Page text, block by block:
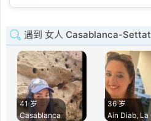
💕
遇到 女人 Casablanca-Settat
41 岁
Casablanca
36 岁
Ain Diab, La